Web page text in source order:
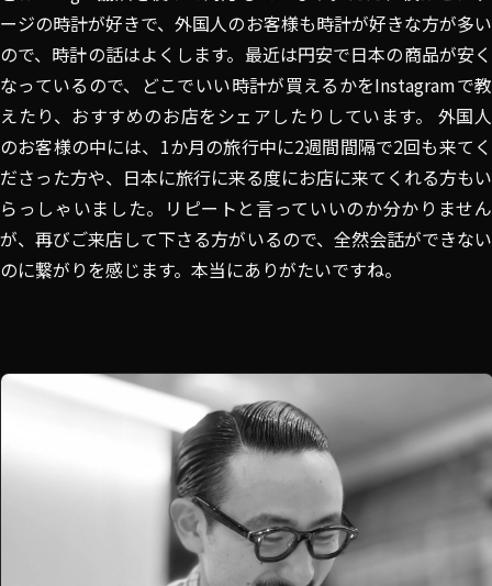
ージの時計が好きで、外国人のお客様も時計が好きな方が多い
ので、時計の話はよくします。最近は円安で日本の商品が安く
なっているので、どこでいい時計が買えるかをInstagramで教
えたり、おすすめのお店をシェアしたりしています。 外国人
のお客様の中には、1か月の旅行中に2週間間隔で2回も来てく
ださった方や、日本に旅行に来る度にお店に来てくれる方もい
らっしゃいました。リピートと言っていいのか分かりません
が、再びご来店して下さる方がいるので、全然会話ができない
のに繋がりを感じます。本当にありがたいですね。